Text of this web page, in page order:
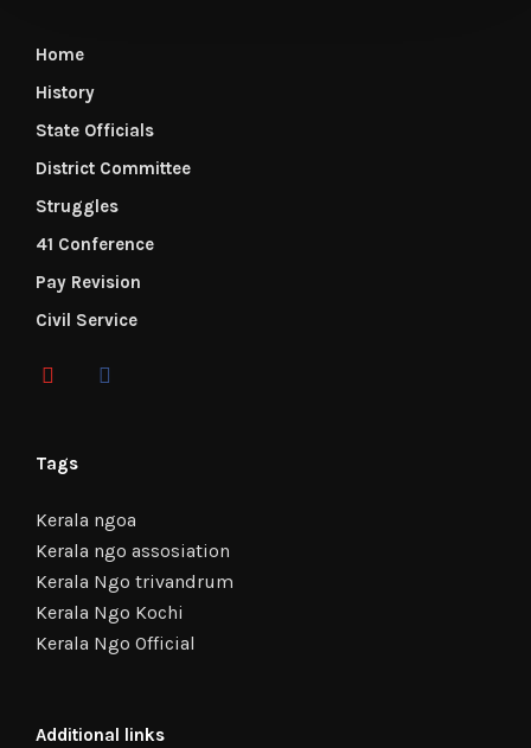
Home
History
State Officials
District Committee
Struggles
41 Conference
Pay Revision
Civil Service
Tags
Kerala ngoa
Kerala ngo assosiation
Kerala Ngo trivandrum
Kerala Ngo Kochi
Kerala Ngo Official
Additional links